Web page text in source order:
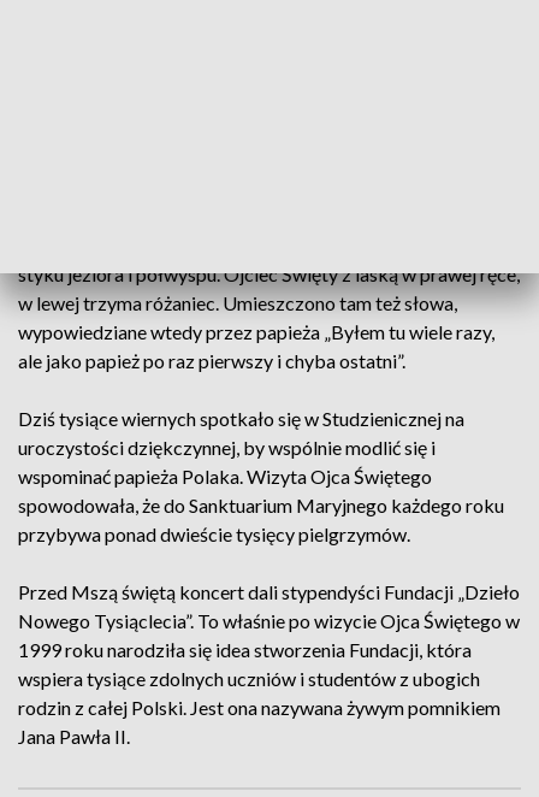
styku jeziora i półwyspu. Ojciec Święty z laską w prawej ręce,
w lewej trzyma różaniec. Umieszczono tam też słowa,
wypowiedziane wtedy przez papieża „Byłem tu wiele razy,
ale jako papież po raz pierwszy i chyba ostatni”.
Dziś tysiące wiernych spotkało się w Studzienicznej na
uroczystości dziękczynnej, by wspólnie modlić się i
wspominać papieża Polaka. Wizyta Ojca Świętego
spowodowała, że do Sanktuarium Maryjnego każdego roku
przybywa ponad dwieście tysięcy pielgrzymów.
Przed Mszą świętą koncert dali stypendyści Fundacji „Dzieło
Nowego Tysiąclecia”. To właśnie po wizycie Ojca Świętego w
1999 roku narodziła się idea stworzenia Fundacji, która
wspiera tysiące zdolnych uczniów i studentów z ubogich
rodzin z całej Polski. Jest ona nazywana żywym pomnikiem
Jana Pawła II.